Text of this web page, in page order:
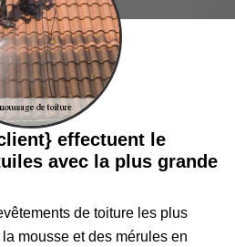
effectuent le
avec la plus grande
de toiture les plus
mousse et des mérules en